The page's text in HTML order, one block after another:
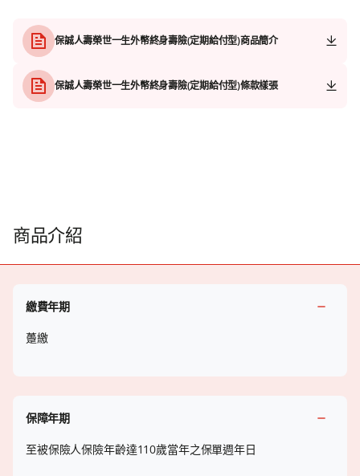
保誠人壽榮世一生外幣終身壽險(定期給付型)商品簡介
保誠人壽榮世一生外幣終身壽險(定期給付型)條款樣張
商品介紹
繳費年期
躉繳
保障年期
至被保險人保險年齡達110歲當年之保單週年日